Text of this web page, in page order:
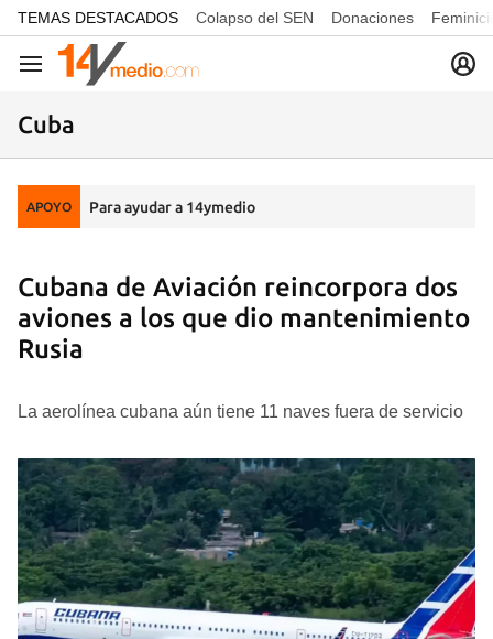
common.go-to-content
TEMAS DESTACADOS Colapso del SEN Donaciones
Navegación
Cuba
APOYO Para ayudar a 14ymedio
Cubana de Aviación reincorpora dos
aviones a los que dio mantenimiento
Rusia
La aerolínea cubana aún tiene 11 naves fuera de servicio